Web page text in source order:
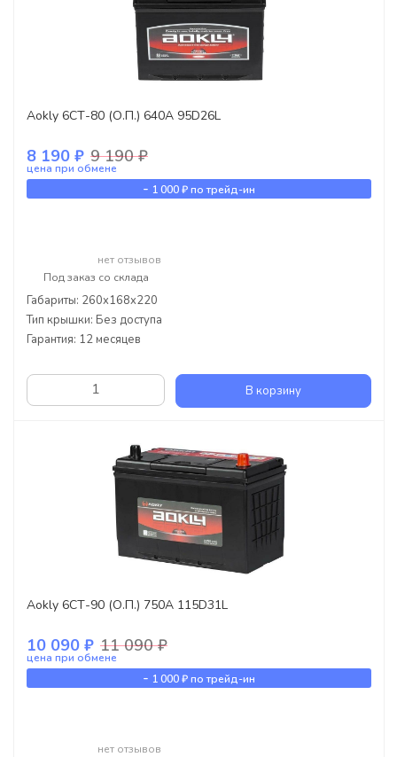
Aokly 6СТ-80 (О.П.) 640А 95D26L
8 190 ₽ 9 190 ₽
цена при обмене
- 1 000 ₽по трейд-ин
нет отзывов
Под заказ со склада
Габариты: 260x168x220
Тип крышки: Без доступа
Гарантия: 12 месяцев
В корзину
Aokly 6СТ-90 (О.П.) 750А 115D31L
10 090 ₽ 11 090 ₽
цена при обмене
- 1 000 ₽по трейд-ин
нет отзывов